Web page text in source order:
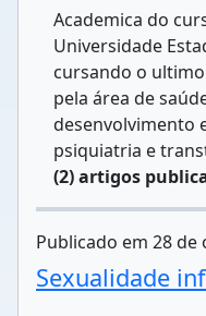
Academica do
Universidade
cursando o
pela área de
desenvolvimento
psiquiatria e
(2) artigos
Publicado em 28
Sexualidade